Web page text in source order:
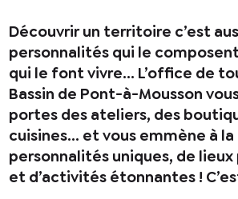
Découvrir un territoire c’est
personnalités qui le
qui le font vivre… L’office de
Bassin de Pont-à-Mousson
portes des ateliers, des
cuisines… et vous emmène à
personnalités uniques, de
et d’activités étonnantes !